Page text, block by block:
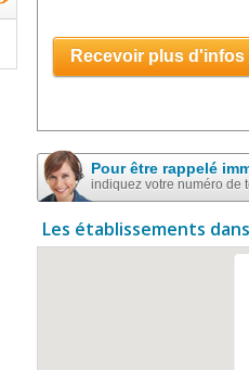
Recevoir plus d'infos
Pour être rappelé
indiquez votre numéro de
Les établissements